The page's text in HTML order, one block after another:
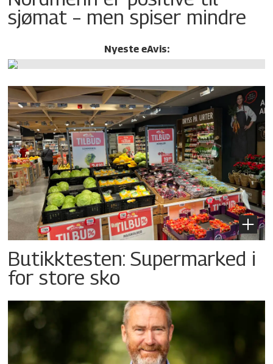
sjømat – men spiser mindre
Nyeste eAvis:
Butikktesten: Supermarked i
for store sko